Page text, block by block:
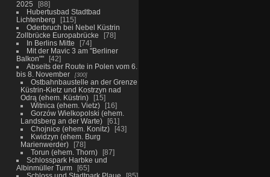
2025
88
Hubertusbad Stadtbad
Lichtenberg
115
Oderbruch bei Nebel Küstrin
Zollbrücke Europabrücke
78
In Berlins Mitte
74
Mit der Mavic 3 am "Berliner
Balkon""
42
Abseits der Route in Polen vom 6.
bis 8. November
300
Ostbahnbaustelle an der Grenze
Küstrin-Kietz und Kostrzyn nad
Odrą (ehem. Küstrin)
15
Witnica (ehem. Vietz)
16
Gorzów Wielkopolski (ehem.
Landsberg an der Warte)
61
Chojnice (ehem. Konitz)
43
Kwidzyn (ehem. Burg
Marienwerder)
78
Torun (ehem. Thorn)
87
Schlosspark Harbke und
Albinmüller Turm
65
Schloss und Stadtpark Plaue
85